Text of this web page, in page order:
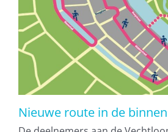
Nieuwe route in de